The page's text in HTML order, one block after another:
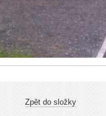
Zpět do složky